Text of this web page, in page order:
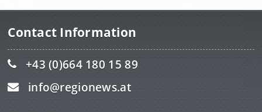
Contact Information
+43 (0)664 180 15 89
info@regionews.at